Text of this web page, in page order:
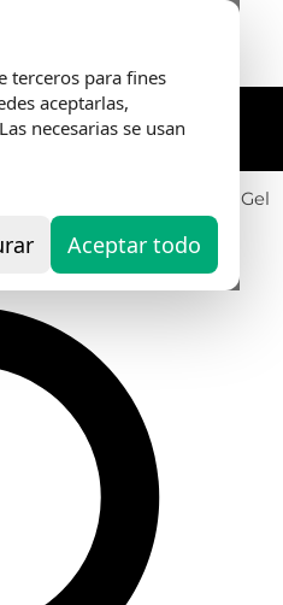
terceros para fines
aceptarlas,
necesarias se usan
Aceptar todo
superiores a 75€ |
en 24H
/ Art Gel